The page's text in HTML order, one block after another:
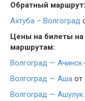
Обратный маршрут:
Ахтуба – Волгоград
Цены на билеты
маршрутам:
Волгоград —
Волгоград — Аша от
Волгоград — Ашулук